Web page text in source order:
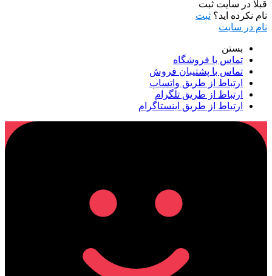
قبلا در سایت ثبت
نام نکرده اید؟ ثبت
نام در سایت
بستن
تماس با فروشگاه
تماس با پشتیبان فروش
ارتباط از طریق واتساپ
ارتباط از طریق تلگرام
ارتباط از طریق اینستاگرام